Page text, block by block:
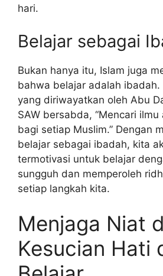
hari.
Belajar sebagai
Bukan hanya itu, Islam juga
bahwa belajar adalah ibadah.
yang diriwayatkan oleh Abu
SAW bersabda, “Mencari
bagi setiap Muslim.” Dengan
belajar sebagai ibadah, kita
termotivasi untuk belajar
sungguh dan memperoleh
setiap langkah kita.
Menjaga Niat
Kesucian Hati